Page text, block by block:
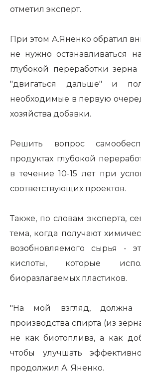
отметил эксперт.
При этом А.Яненко обратил
не нужно останавливаться
глубокой переработки
"двигаться дальше" и
необходимые в первую
хозяйства добавки.
Решить вопрос
продуктах глубокой
в течение 10-15 лет при
соответствующих проектов.
Также, по словам эксперта,
тема, когда получают
возобновляемого сырья -
кислоты, которые
биоразлагаемых пластиков.
"На мой взгляд, должна
производства спирта (из
не как биотоплива, а как
чтобы улучшать
продолжил А. Яненко.